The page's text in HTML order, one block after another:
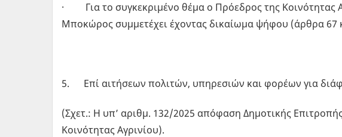
· Για το συγκεκριμένο θέμα ο Πρόεδρος της Κοινότητας
Μποκώρος συμμετέχει έχοντας δικαίωμα ψήφου (άρθρα 67
5. Επί αιτήσεων πολιτών, υπηρεσιών και φορέων για
(Σχετ.: Η υπ’ αριθμ. 132/2025 απόφαση Δημοτικής
Κοινότητας Αγρινίου).